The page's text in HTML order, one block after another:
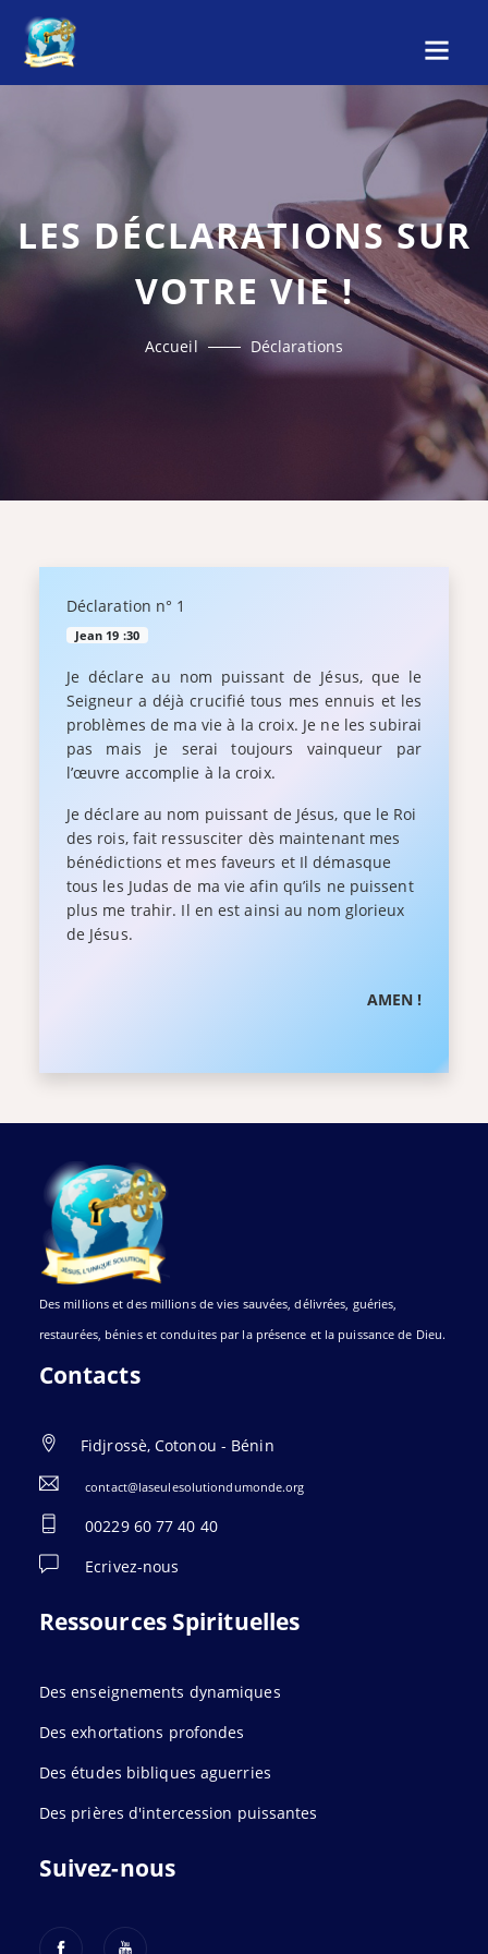
LES DÉCLARATIONS SUR
VOTRE VIE !
Accueil Déclarations
Déclaration n° 1
Jean 19 :30
Je déclare au nom puissant de Jésus, que le
Seigneur a déjà crucifié tous mes ennuis et les
problèmes de ma vie à la croix. Je ne les subirai
pas mais je serai toujours vainqueur par
l’œuvre accomplie à la croix.
Je déclare au nom puissant de Jésus, que le Roi
des rois, fait ressusciter dès maintenant mes
bénédictions et mes faveurs et Il démasque
tous les Judas de ma vie afin qu’ils ne puissent
plus me trahir. Il en est ainsi au nom glorieux
de Jésus.
AMEN !
Des millions et des millions de vies sauvées, délivrées, guéries,
restaurées, bénies et conduites par la présence et la puissance de Dieu.
Contacts
Fidjrossè, Cotonou - Bénin
contact@laseulesolutiondumonde.org
00229 60 77 40 40
Ecrivez-nous
Ressources Spirituelles
Des enseignements dynamiques
Des exhortations profondes
Des études bibliques aguerries
Des prières d'intercession puissantes
Suivez-nous